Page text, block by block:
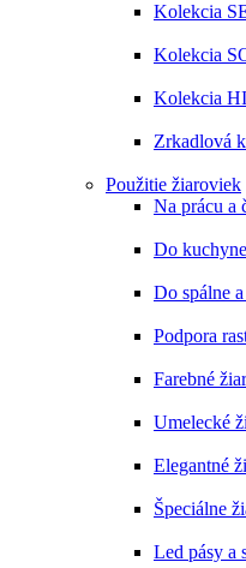
Kolekcia
Kolekcia
Kolekcia
Zrkadlová
Použitie žiaroviek
Na prácu a
Do
Do spálne
Podpora
Farebné
Umelecké
Elegantné
Špeciálne
Led pásy a